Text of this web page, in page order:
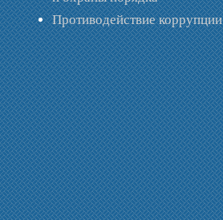
Противодействие коррупции